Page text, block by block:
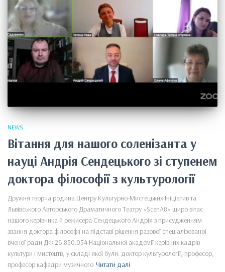
NEWS
Вітання для нашого соленізанта у
науці Андрія Cендецького зі ступенем
доктора філософії з культурології
Дружня творча родина Центру Культурно-Мистецьких Ініціатив та
Львівського Авторського Драматичного Театру «ScenA8» щиро вітає
нашого керівника й режисера Сендецького Андрія з присудженням
звання доктора філософії на підставі рішення разової спеціалізованої
вченої ради ДФ 26.850.054 Національної академії керівних кадрів
культури і мистецтв, у складі якої були: доктор культурології, професор,
професор кафедри музичного Читати далі